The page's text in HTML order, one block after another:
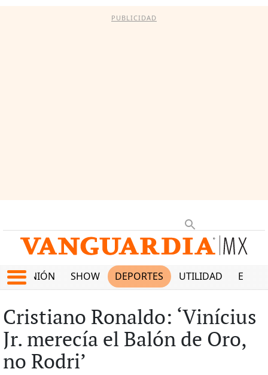
PUBLICIDAD
OPINIÓN SHOW DEPORTES UTILIDAD
Cristiano Ronaldo: ‘Vinícius
Jr. merecía el Balón de Oro,
no Rodri’